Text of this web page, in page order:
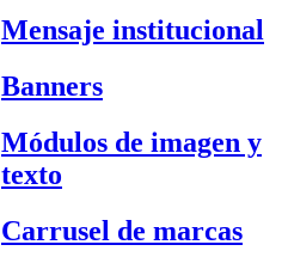
Mensaje institucional
Banners
Módulos de imagen y
texto
Carrusel de marcas